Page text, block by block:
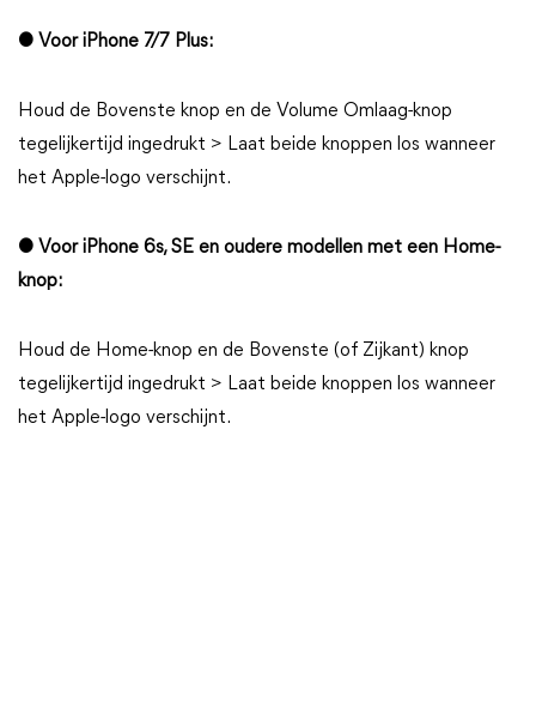
● Voor iPhone 7/7 Plus:
Houd de Bovenste knop en de Volume Omlaag-knop
tegelijkertijd ingedrukt > Laat beide knoppen los wanneer
het Apple-logo verschijnt.
● Voor iPhone 6s, SE en oudere modellen met een Home-
knop:
Houd de Home-knop en de Bovenste (of Zijkant) knop
tegelijkertijd ingedrukt > Laat beide knoppen los wanneer
het Apple-logo verschijnt.